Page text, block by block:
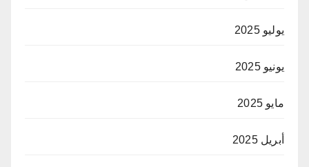
يوليو 2025
يونيو 2025
مايو 2025
أبريل 2025